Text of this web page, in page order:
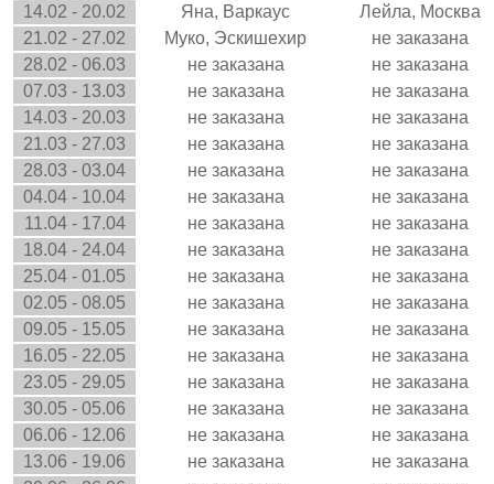
14.02 - 20.02
Яна, Варкаус
Лейла, Москва
21.02 - 27.02
Муко, Эскишехир
не заказана
28.02 - 06.03
не заказана
не заказана
07.03 - 13.03
не заказана
не заказана
14.03 - 20.03
не заказана
не заказана
21.03 - 27.03
не заказана
не заказана
28.03 - 03.04
не заказана
не заказана
04.04 - 10.04
не заказана
не заказана
11.04 - 17.04
не заказана
не заказана
18.04 - 24.04
не заказана
не заказана
25.04 - 01.05
не заказана
не заказана
02.05 - 08.05
не заказана
не заказана
09.05 - 15.05
не заказана
не заказана
16.05 - 22.05
не заказана
не заказана
23.05 - 29.05
не заказана
не заказана
30.05 - 05.06
не заказана
не заказана
06.06 - 12.06
не заказана
не заказана
13.06 - 19.06
не заказана
не заказана